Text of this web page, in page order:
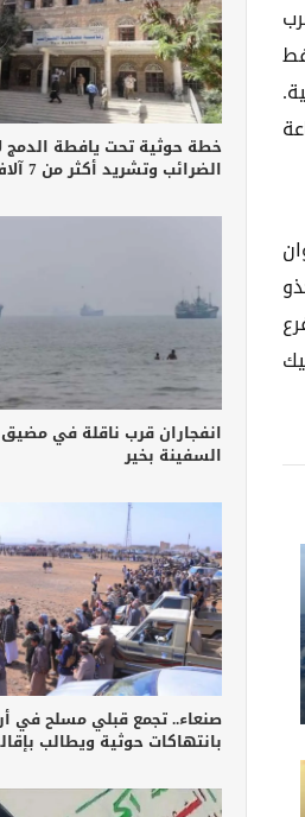
خطة حوثية تحت يافطة الدمج
الضرائب وتشريد أكثر من 7 آلاف موظف
انفجاران قرب ناقلة في
السفينة بخير
صنعاء.. تجمع قبلي مسلح في
بانتهاكات حوثية ويطالب